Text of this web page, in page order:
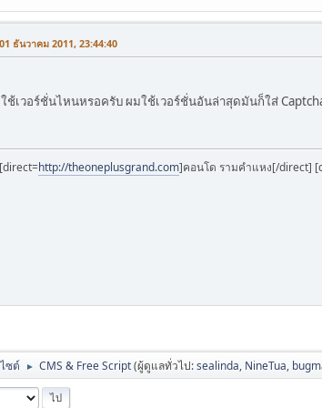
01 ธันวาคม 2011, 23:44:40
ใช้เวอร์ชั่นไหนหรอครับ ผมใช้เวอร์ชั่นอันล่าสุดมันก็ใส่
[direct=http://theoneplusgrand.com]คอนโด รามคำแหง[/direct]
ซต์ ► CMS & Free Script(ผู้ดูแลทั่วไป:sealinda, NineTua,